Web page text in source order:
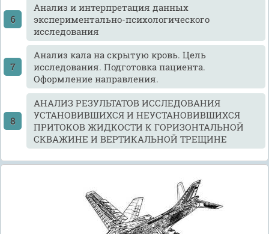
Анализ и интерпретация данных
экспериментально-психологического
исследования
Анализ кала на скрытую кровь. Цель
исследования. Подготовка пациента.
Оформление направления.
АНАЛИЗ РЕЗУЛЬТАТОВ ИССЛЕДОВАНИЯ
УСТАНОВИВШИХСЯ И НЕУСТАНОВИВШИХСЯ
ПРИТОКОВ ЖИДКОСТИ К ГОРИЗОНТАЛЬНОЙ
СКВАЖИНЕ И ВЕРТИКАЛЬНОЙ ТРЕЩИНЕ